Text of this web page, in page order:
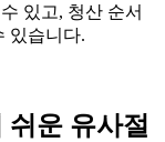
있고, 청산 순서
있습니다.
쉬운 유사절